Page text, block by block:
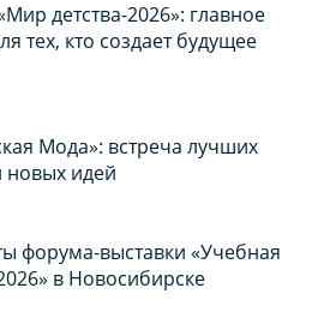
детства-2026»: главное
тех, кто создает будущее
Мода»: встреча лучших
новых идей
форума-выставки «Учебная
в Новосибирске